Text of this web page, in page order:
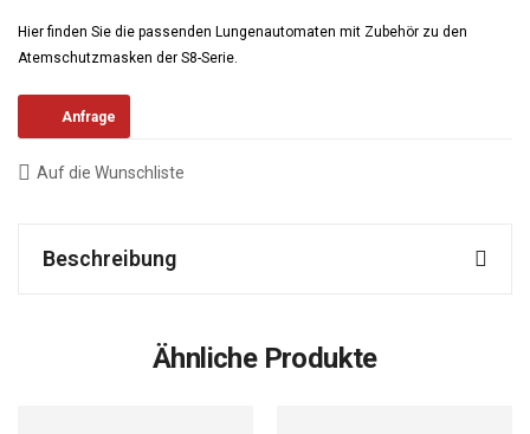
Hier finden Sie die passenden Lungenautomaten mit Zubehör zu den
Atemschutzmasken der S8-Serie.
Anfrage
Auf die Wunschliste
Beschreibung
Ähnliche Produkte